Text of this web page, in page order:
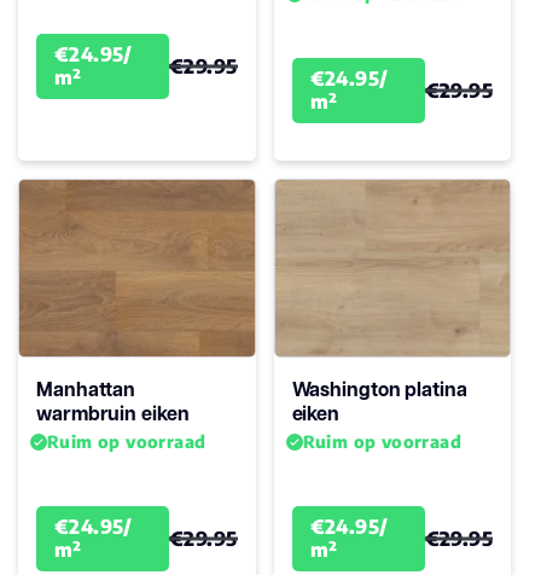
€24.95/
m²
€29.95
€24.95/
m²
€29.95
Manhattan
warmbruin eiken
Ruim op voorraad
€24.95/
m²
€29.95
Washington platina
eiken
Ruim op voorraad
€24.95/
m²
€29.95